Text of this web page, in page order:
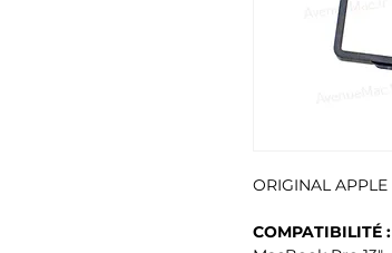
ORIGINAL APPLE
COMPATIBILITÉ :